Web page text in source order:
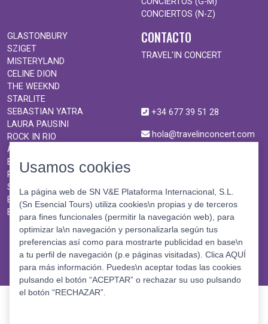
CONCIERTOS (N-Z)
GLASTONBURY
SZIGET
MISTERYLAND
CELINE DION
THE WEEKND
STARLITE
SEBASTIAN YATRA
LAURA PAUSINI
ROCK IN RIO
ANDRÉ RIEU
BURNING MAN
ROCK EN SEINE
SHAKIRA
BON JOVI
BTS
CONTACTO
TRAVEL'IN CONCERT
+34 677 39 51 28
hola@travelinconcert.com
Usamos cookies
La página web de SN V&E Plataforma Internacional, S.L.
(Sn Esencial Tours) utiliza cookies\n propias y de terceros
para fines funcionales (permitir la navegación web), para
optimizar la\n navegación y personalizarla según tus
preferencias así como para mostrarte publicidad en base\n
a tu perfil de navegación (p.e páginas visitadas). Clica AQUÍ
para más información. Puedes\n aceptar todas las cookies
pulsando el botón “ACEPTAR” o rechazar su uso pulsando
el botón “RECHAZAR”.